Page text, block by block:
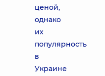
ценой,
однако
их
популярность
в
Украине